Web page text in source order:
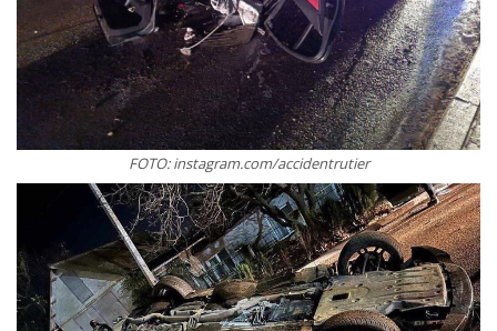
FOTO: instagram.com/accidentrutier